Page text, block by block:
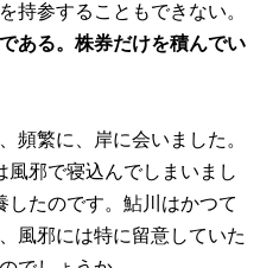
持参することもできない。
ある。株券だけを積んでい
頻繁に、岸に会いました。
風邪で寝込んでしまいまし
したのです。鮎川はかつて
風邪には特に留意していた